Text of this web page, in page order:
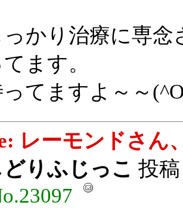
っかり治療に専
ます。
てますよ～～
レーモンドさん
どりふじっこ 投